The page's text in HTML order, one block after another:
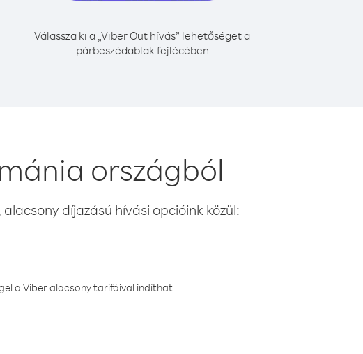
Válassza ki a „Viber Out hívás” lehetőséget a
párbeszédablak fejlécében
országból
díjazású hívási opcióink közül:
a Viber alacsony tarifáival indíthat